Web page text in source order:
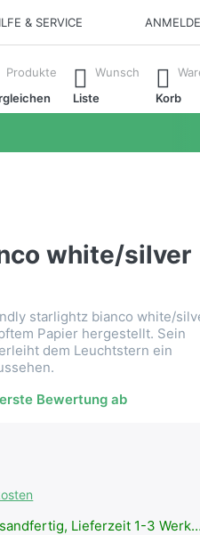
& SERVICE
Ergebnisse. Drücken Sie
Produkte
Wunsch
Liste
Korb
white/silver
starlightz bianco white/
Papier hergestellt. Sein
dem Leuchtstern ein
Bewertung ab
Lieferzeit 1-3 Werktage.